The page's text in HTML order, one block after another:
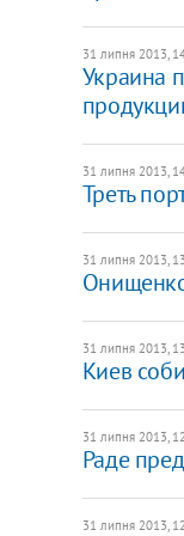
31 липня 2013,
Украина
31 липня 2013,
Треть
31 липня 2013,
31 липня 2013,
Киев
31 липня 2013,
Раде
31 липня 2013,